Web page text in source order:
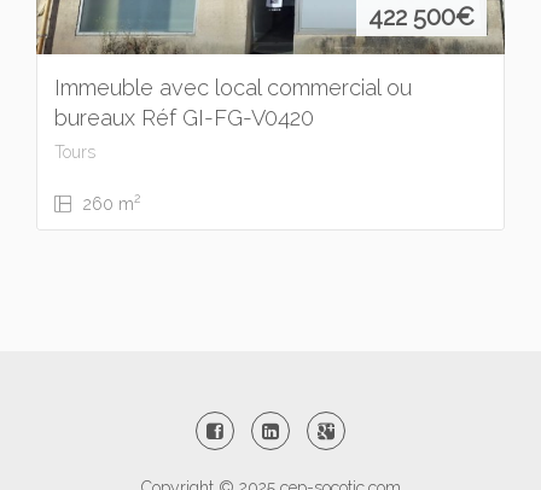
422 500€
Immeuble avec local commercial ou
bureaux Réf GI-FG-V0420
Tours
260 m2